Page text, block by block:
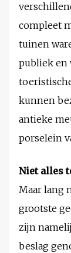
compleet
tuinen
publiek en
kunnen
antieke
porselein
Niet alles
Maar lang
grootste
zijn
beslag